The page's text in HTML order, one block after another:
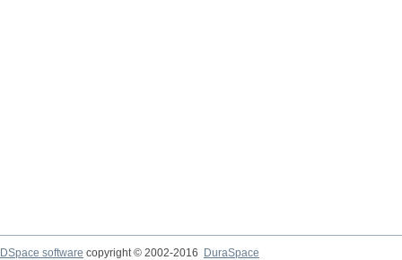
DSpace software copyright © 2002-2016
DuraSpace